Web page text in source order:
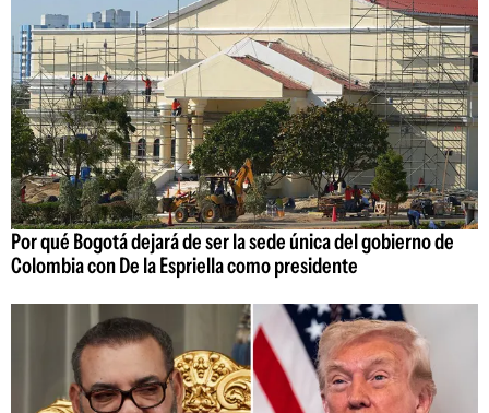
Por qué Bogotá dejará de ser la sede única del gobierno de
Colombia con De la Espriella como presidente